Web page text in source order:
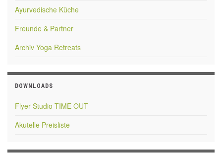
Ayurvedische Küche
Freunde & Partner
Archiv Yoga Retreats
DOWNLOADS
Flyer Studio TIME OUT
Akutelle Preisliste